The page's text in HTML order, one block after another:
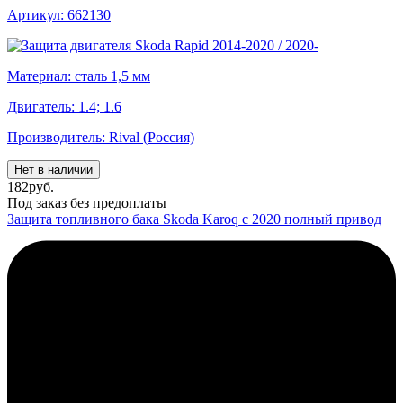
Артикул: 662130
Материал: сталь 1,5 мм
Двигатель: 1.4; 1.6
Производитель: Rival (Россия)
Нет в наличии
182руб.
Под заказ без предоплаты
Защита топливного бака Skoda Karoq с 2020 полный привод